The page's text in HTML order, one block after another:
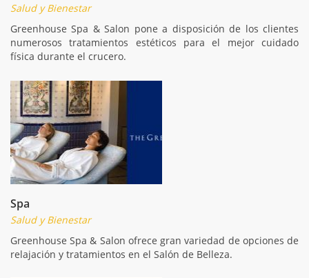
Salud y Bienestar
Greenhouse Spa & Salon pone a disposición de los clientes
numerosos tratamientos estéticos para el mejor cuidado
física durante el crucero.
Spa
Salud y Bienestar
Greenhouse Spa & Salon ofrece gran variedad de opciones de
relajación y tratamientos en el Salón de Belleza.